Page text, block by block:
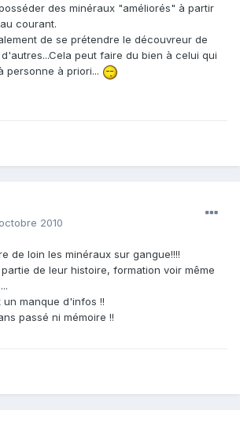
des minéraux "améliorés" à partir
courant.
de se prétendre le découvreur de
peut faire du bien à celui qui
personne à priori...
2010
de loin les minéraux sur gangue!!!!
de leur histoire, formation voir même
manque d'infos !!
passé ni mémoire !!